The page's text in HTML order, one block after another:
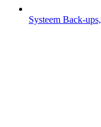
Systeem Back-